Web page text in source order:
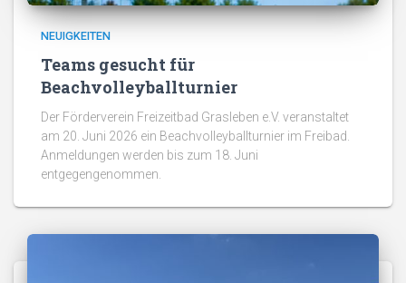
NEUIGKEITEN
Teams gesucht für
Beachvolleyballturnier
Der Förderverein Freizeitbad Grasleben e.V. veranstaltet
am 20. Juni 2026 ein Beachvolleyballturnier im Freibad.
Anmeldungen werden bis zum 18. Juni
entgegengenommen.